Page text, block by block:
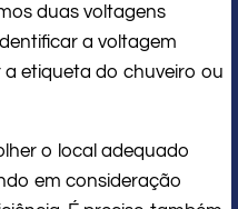
duas voltagens
a voltagem
a etiqueta do chuveiro ou
o local adequado
em consideração